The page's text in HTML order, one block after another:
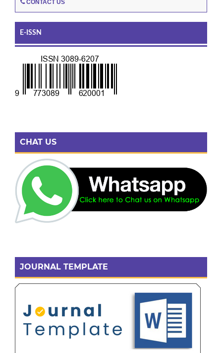
CONTACT US
E-ISSN
CHAT US
JOURNAL TEMPLATE